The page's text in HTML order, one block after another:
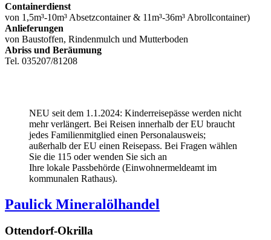
Containerdienst
von 1,5m³-10m³ Absetzcontainer & 11m³-36m³ Abrollcontainer)
Anlieferungen
von Baustoffen, Rindenmulch und Mutterboden
Abriss und Beräumung
Tel. 035207/81208
NEU seit dem 1.1.2024: Kinderreisepässe werden nicht
mehr verlängert. Bei Reisen innerhalb der EU braucht
jedes Familienmitglied einen Personalausweis;
außerhalb der EU einen Reisepass. Bei Fragen wählen
Sie die 115 oder wenden Sie sich an
Ihre lokale Passbehörde (Einwohnermeldeamt im
kommunalen Rathaus).
Paulick Mineralölhandel
Ottendorf-Okrilla